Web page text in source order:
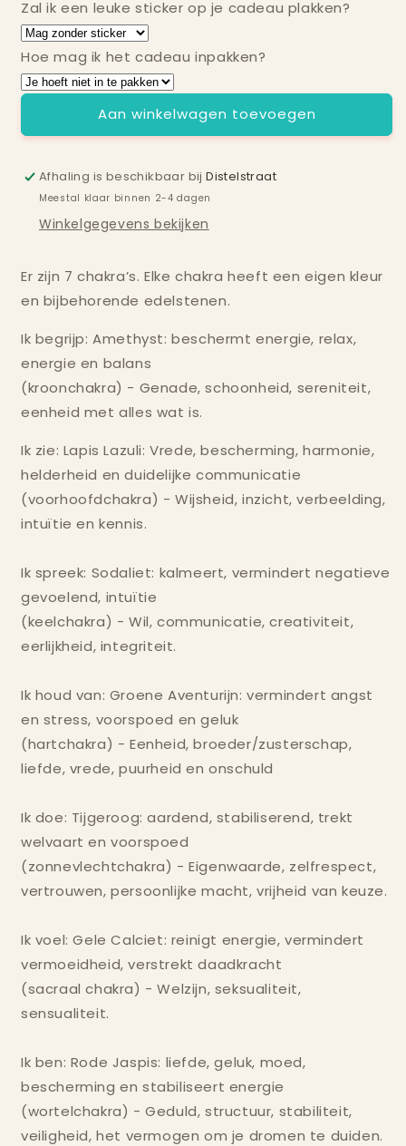
Chakra
natuursteenarmband
4
mm
Chakra
natuursteenarmband
4
mm
Zal ik een leuke sticker op je cadeau plakken?
Hoe mag ik het cadeau inpakken?
Aan winkelwagen toevoegen
Afhaling is beschikbaar bijDistelstraat
Meestal klaar binnen 2-4 dagen
Winkelgegevens bekijken
Er zijn 7 chakra’s. Elke chakra heeft een eigen kleur
en bijbehorende edelstenen.
Ik begrijp: Amethyst: beschermt energie, relax,
energie en balans
(kroonchakra) - Genade, schoonheid, sereniteit,
eenheid met alles wat is.
Ik zie: Lapis Lazuli: Vrede, bescherming, harmonie,
helderheid en duidelijke communicatie
(voorhoofdchakra) - Wijsheid, inzicht, verbeelding,
intuïtie en kennis.
Ik spreek: Sodaliet: kalmeert, vermindert negatieve
gevoelend, intuïtie
(keelchakra) - Wil, communicatie, creativiteit,
eerlijkheid, integriteit.
Ik houd van: Groene Aventurijn: vermindert angst
en stress, voorspoed en geluk
(hartchakra) - Eenheid, broeder/zusterschap,
liefde, vrede, puurheid en onschuld
Ik doe: Tijgeroog: aardend, stabiliserend, trekt
welvaart en voorspoed
(zonnevlechtchakra) - Eigenwaarde, zelfrespect,
vertrouwen, persoonlijke macht, vrijheid van keuze.
Ik voel: Gele Calciet: reinigt energie, vermindert
vermoeidheid, verstrekt daadkracht
(sacraal chakra) - Welzijn, seksualiteit,
sensualiteit.
Ik ben: Rode Jaspis: liefde, geluk, moed,
bescherming en stabiliseert energie
(wortelchakra) - Geduld, structuur, stabiliteit,
veiligheid, het vermogen om je dromen te duiden.